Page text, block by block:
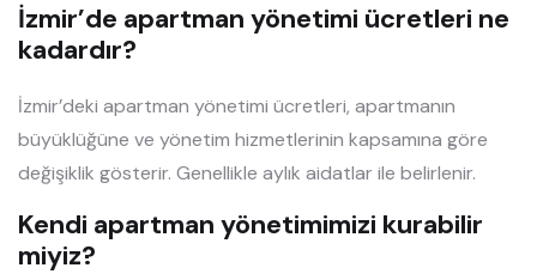
İzmir’de apartman yönetimi ücretleri ne
kadardır?
İzmir’deki apartman yönetimi ücretleri, apartmanın
büyüklüğüne ve yönetim hizmetlerinin kapsamına göre
değişiklik gösterir. Genellikle aylık aidatlar ile belirlenir.
Kendi apartman yönetimimizi kurabilir
miyiz?